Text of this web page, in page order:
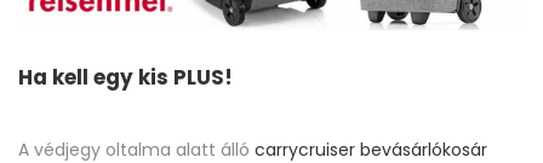
Ha kell egy kis PLUS!
A védjegy oltalma alatt álló carrycruiser bevásárlókosár